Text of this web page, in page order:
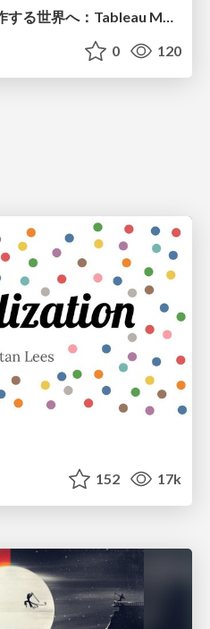
AIが自社のTableauを操作する世界へ：Tableau MCP超入門
0 120
152 17k